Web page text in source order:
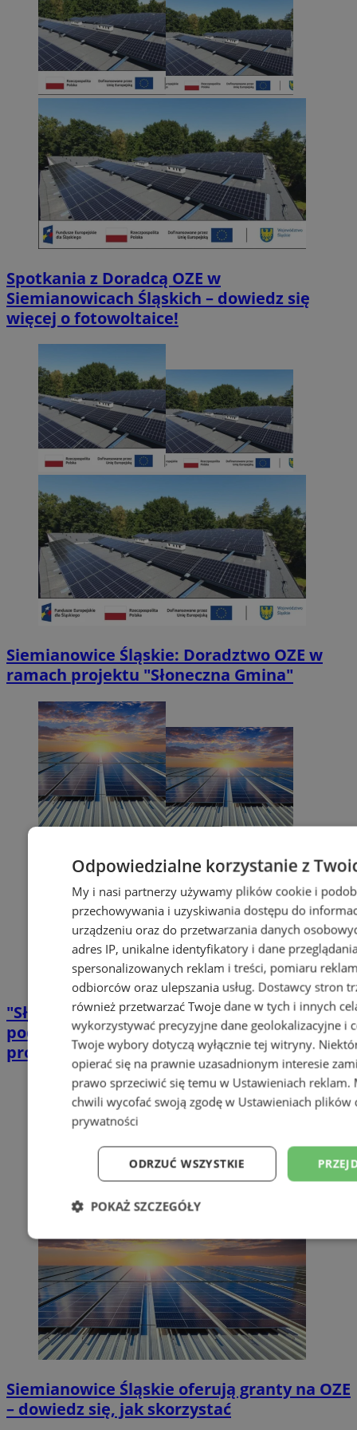
Spotkania z Doradcą OZE w
Siemianowicach Śląskich – dowiedz się
więcej o fotowoltaice!
Siemianowice Śląskie: Doradztwo OZE w
ramach projektu "Słoneczna Gmina"
"Słoneczne Siemianowice IV": Lista
podstawowa i rezerwowa uczestników
projektu
Siemianowice Śląskie oferują granty na OZE
– dowiedz się, jak skorzystać
Odpowiedzialne korzystanie z
My i nasi partnerzy używamy plików cookie i
przechowywania i uzyskiwania dostępu do
urządzeniu oraz do przetwarzania danych
adres IP, unikalne identyfikatory i dane
spersonalizowanych reklam i treści, pomiaru
odbiorców oraz ulepszania usług. Dostawcy stron
również przetwarzać Twoje dane w tych i innych
wykorzystywać precyzyjne dane geolokalizacyjne i
Twoje wybory dotyczą wyłącznie tej witryny.
opierać się na prawnie uzasadnionym interesie
prawo sprzeciwić się temu w Ustawieniach reklam.
chwili wycofać swoją zgodę w Ustawieniach plików
prywatności
ODRZUĆ WSZYSTKIE
POKAŻ SZCZEGÓŁY
Niezbędne Wydajność
Niesklasyfikowane
Niezbędne Wydajność Targetowanie